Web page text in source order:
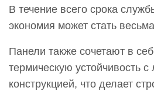
В течение всего срока
экономия может стать
Панели также сочетают в
термическую устойчивость с
конструкцией, что делает